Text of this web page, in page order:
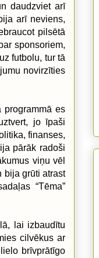
daudzviet arī
arī neviens,
pilsētā
sponsoriem,
futbolu, tur tā
novirzīties
programmā es
jo īpaši
finanses,
pārāk radoši
viņu vēl
bija grūti atrast
“Tēma”
lai izbaudītu
cilvēkus ar
brīvprātīgo